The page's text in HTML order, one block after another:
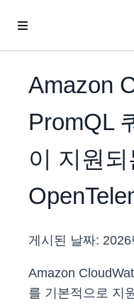
Amazon
PromQL
이 지원
게시된 날짜: 2026
Amazon
를 기본적으로 지